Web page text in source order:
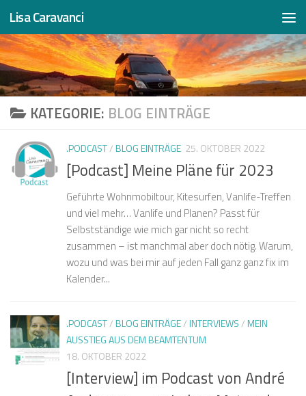
Zum Inhalt springen
Lisa Caravanci
KATEGORIE: BLOG EINTRÄGE
.PODCAST/BLOG EINTRÄGE 25. OKTOBER 2022
[Podcast] Meine Pläne für 2023
Geführte Wohnmobiltour, Kitesurfen, Vanlife-Treffen
und viel mehr… Vanlife und Planen? Passt für
Selbstständige wie mich gar nicht so recht
zusammen – ist manchmal aber doch nötig. Warum,
wozu und was bei mir auf jeden Fall ganz ganz fix im
Kalender...
.PODCAST/BLOG EINTRÄGE/INTERVIEWS/MEIN
AUSSTIEG AUS DEM BEAMTENTUM
18. OKTOBER 2022
[Interview] im Podcast von André